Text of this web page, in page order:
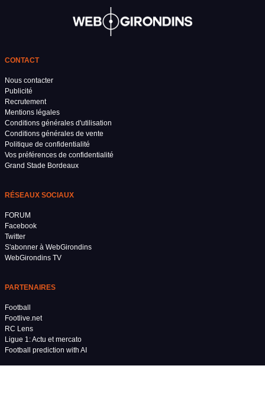
CONTACT
Nous contacter
Publicité
Recrutement
Mentions légales
Conditions générales d'utilisation
Conditions générales de vente
Politique de confidentialité
Vos préférences de confidentialité
Grand Stade Bordeaux
RÉSEAUX SOCIAUX
FORUM
Facebook
Twitter
S'abonner à WebGirondins
WebGirondins TV
PARTENAIRES
Football
Footlive.net
RC Lens
Ligue 1: Actu et mercato
Football prediction with AI